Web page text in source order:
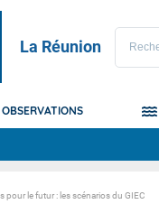
La Réunion
Prévisions
TOUS LES RÉSULTATS
OBSERVATIONS
pour le futur : les scénarios du GIEC